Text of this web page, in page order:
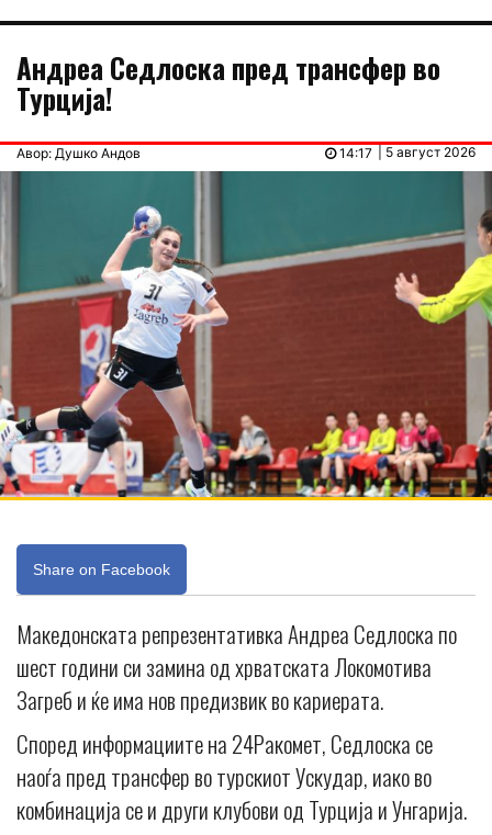
Андреа Седлоска пред трансфер во
Турција!
Авор: Душко Андов | 5 август 2026
14:17
Share on Facebook
Македонската репрезентативка Андреа Седлоска по
шест години си замина од хрватската Локомотива
Загреб и ќе има нов предизвик во кариерата.
Според информациите на 24Ракомет, Седлоска се
наоѓа пред трансфер во турскиот Ускудар, иако во
комбинација се и други клубови од Турција и Унгарија.